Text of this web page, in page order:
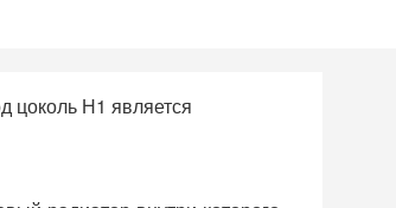
цоколь Н1 является